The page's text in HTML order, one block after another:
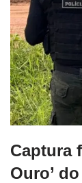
Captura
Ouro’